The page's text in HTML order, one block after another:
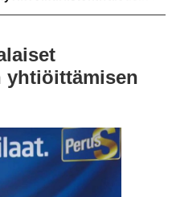
yhtiöittämisen